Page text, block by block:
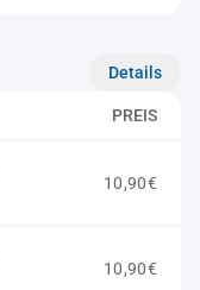
Details
PREIS
10,90€
10,90€